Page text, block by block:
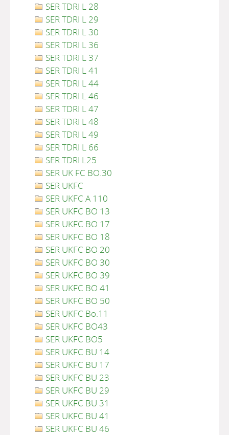
SER TDRI L 28
SER TDRI L 29
SER TDRI L 30
SER TDRI L 36
SER TDRI L 37
SER TDRI L 41
SER TDRI L 44
SER TDRI L 46
SER TDRI L 47
SER TDRI L 48
SER TDRI L 49
SER TDRI L 66
SER TDRI L25
SER UK FC BO.30
SER UKFC
SER UKFC A 110
SER UKFC BO 13
SER UKFC BO 17
SER UKFC BO 18
SER UKFC BO 20
SER UKFC BO 30
SER UKFC BO 39
SER UKFC BO 41
SER UKFC BO 50
SER UKFC Bo.11
SER UKFC BO43
SER UKFC BO5
SER UKFC BU 14
SER UKFC BU 17
SER UKFC BU 23
SER UKFC BU 29
SER UKFC BU 31
SER UKFC BU 41
SER UKFC BU 46